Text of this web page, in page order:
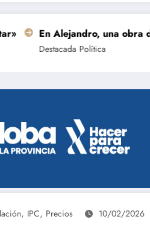
una obra de $ 5.000
Política
, IPC, Precios 10/02/2026